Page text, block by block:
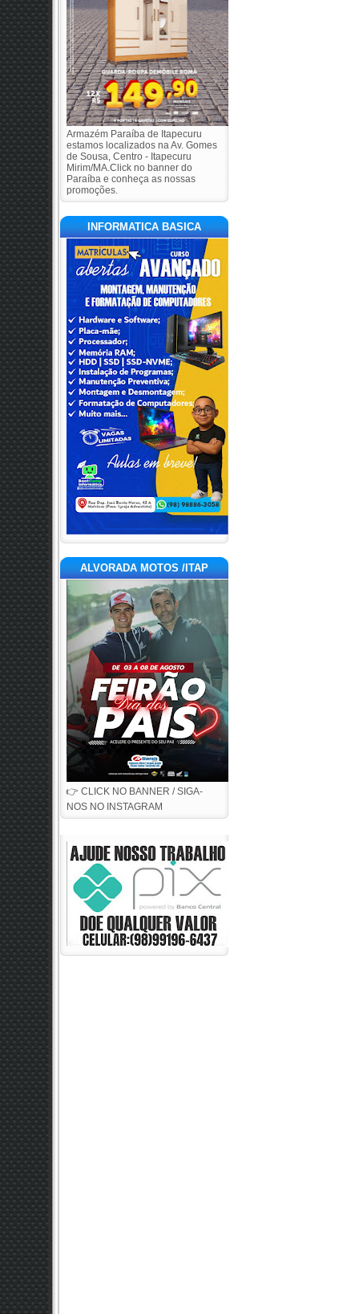
Armazém Paraíba de Itapecuru
estamos localizados na Av. Gomes
de Sousa, Centro - Itapecuru
Mirim/MA.Click no banner do
Paraíba e conheça as nossas
promoções.
INFORMATICA BASICA
ALVORADA MOTOS /ITAP
👉 CLICK NO BANNER / SIGA-
NOS NO INSTAGRAM